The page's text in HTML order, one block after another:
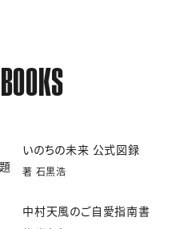
BOOKS
いのちの未来 公式図録
著 石黒浩
中村天風のご自愛指南書